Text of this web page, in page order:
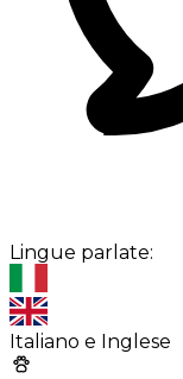
Lingue parlate:
Italiano e Inglese